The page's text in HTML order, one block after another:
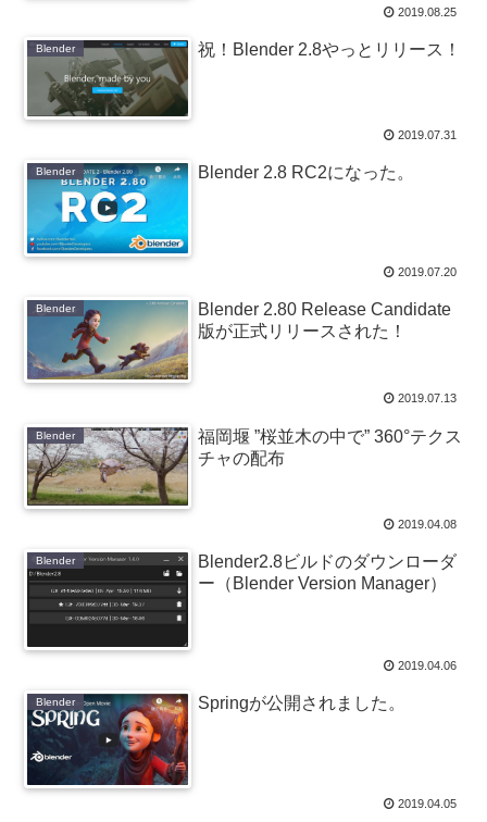
2019.08.25
Blender 祝！Blender 2.8やっとリリース！
2019.07.31
Blender Blender 2.8 RC2になった。
2019.07.20
Blender
Blender 2.80 Release Candidate
版が正式リリースされた！
2019.07.13
Blender
福岡堰 ”桜並木の中で” 360°テクス
チャの配布
2019.04.08
Blender
Blender2.8ビルドのダウンローダ
ー（Blender Version Manager）
2019.04.06
Blender Springが公開されました。
2019.04.05